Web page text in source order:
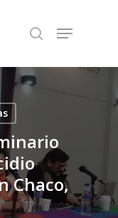
Chaco,